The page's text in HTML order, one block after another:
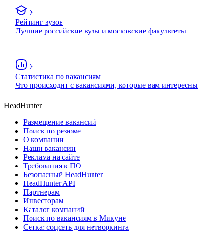
Рейтинг вузов
Лучшие российские вузы и московские факультеты
Статистика по вакансиям
Что происходит с вакансиями, которые вам интересны
HeadHunter
Размещение вакансий
Поиск по резюме
О компании
Наши вакансии
Реклама на сайте
Требования к ПО
Безопасный HeadHunter
HeadHunter API
Партнерам
Инвесторам
Каталог компаний
Поиск по вакансиям в Микуне
Сетка: соцсеть для нетворкинга